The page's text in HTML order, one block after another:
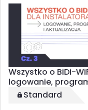
Wszystko o BiDi-
logowanie,
Standard